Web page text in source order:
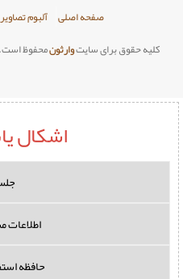
درباره ما تماس با ما
وارثونمحفوظ است. استفاده از مطالب بدون
اشکال یابی جوملا